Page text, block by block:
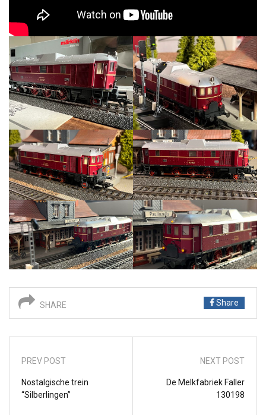
SHARE Share
PREV POST
Nostalgische trein
“Silberlingen”
NEXT POST
De Melkfabriek Faller
130198